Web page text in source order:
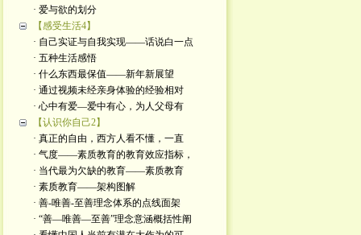
· 爱与欲的划分
【感受生活4】
· 自己实证与自我实现——话说白一点
· 五种生活感悟
· 什么东西最保值——新年新展望
· 通过视频未经亲身体验的经验相对
· 心中有爱—爱中有心，为人父母有
【认识你自己2】
· 真正的自由，西方人看不懂，一直
· 气度——素质教育的教育效应指标，
· 当代最为欠缺的教育——素质教育
· 素质教育——架构图解
· 善-唯善-至善理念体系的点线面架
· “善—唯善—至善”理念意涵概括性阐